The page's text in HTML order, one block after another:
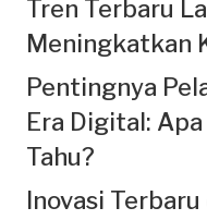
Tren Terbaru
Meningkatkan
Pentingnya
Era Digital:
Tahu?
Inovasi